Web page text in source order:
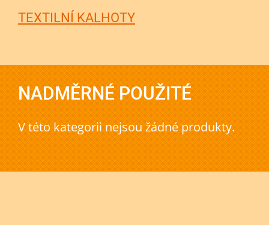
TEXTILNÍ KALHOTY
NADMĚRNÉ POUŽITÉ
V této kategorii nejsou žádné produkty.